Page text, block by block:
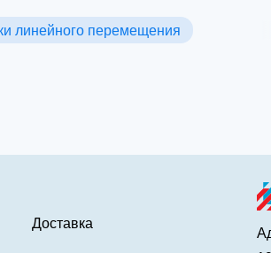
линейного перемещения
Доставка